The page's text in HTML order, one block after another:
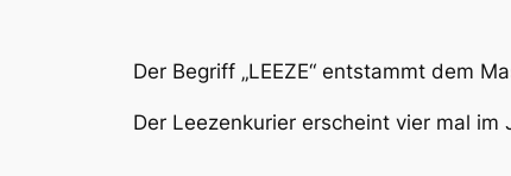
Der Begriff „LEEZE“ entstammt dem
Der Leezenkurier erscheint vier mal